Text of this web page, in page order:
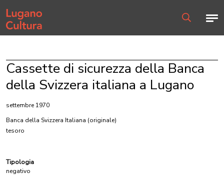
Home page
Cassette di sicurezza della Banca
della Svizzera italiana a Lugano
settembre 1970
Banca della Svizzera Italiana (originale)
tesoro
Tipologia
negativo